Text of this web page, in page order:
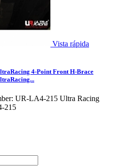
Vista rápida
4-Point Front H-Brace
UR-LA4-215 Ultra Racing
215